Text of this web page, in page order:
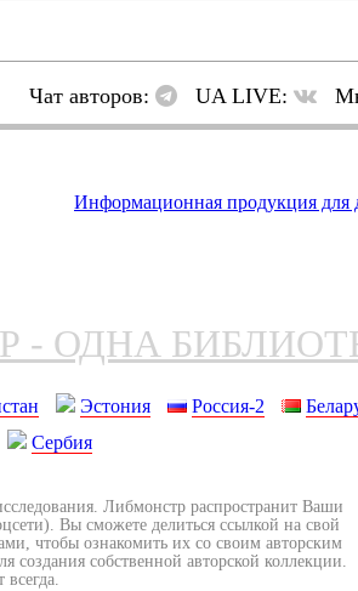
Чат авторов: UA LIVE:
- ОДНА
Эстония Россия-2
Сербия
Либмонстр распространит Ваши
Вы сможете делиться ссылкой на свой
чтобы ознакомить их со своим авторским
собственной авторской коллекции.
всегда.